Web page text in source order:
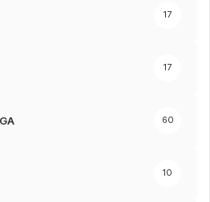
17
17
60
10